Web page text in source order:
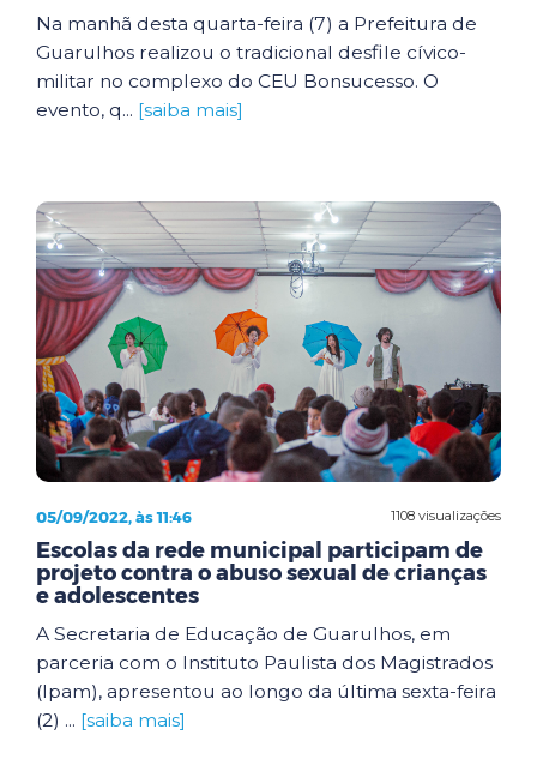
Na manhã desta quarta-feira (7) a Prefeitura de
Guarulhos realizou o tradicional desfile cívico-
militar no complexo do CEU Bonsucesso. O
evento, q... [saiba mais]
1108 visualizações
05/09/2022, às 11:46
Escolas da rede municipal participam de
projeto contra o abuso sexual de crianças
e adolescentes
A Secretaria de Educação de Guarulhos, em
parceria com o Instituto Paulista dos Magistrados
(Ipam), apresentou ao longo da última sexta-feira
(2) ... [saiba mais]